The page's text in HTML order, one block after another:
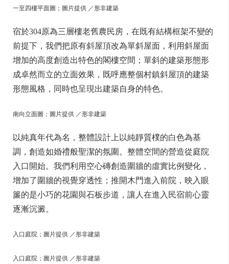
一至四樓平面圖；圖片提供 ／形非建築
宿於304原為三層樓老舊農民房，在既有結構框架不變的
前提下，我們把原有斜屋頂改為單斜屋面，利用斜屋面
增加的高度創造出特色的閣樓空間；單斜的建築形態形
成卓然而立的立面效果，既呼應整個村鎮斜屋頂的建築
形態風格，同時也呈現出建築自身的特色。
南向立面圖；圖片提供 ／形非建築
以純真年代為名，整體設計上以純靜質樸的白色為基
調，創造如婚禮般聖潔的氛圍。整體空間的營造從庭院
入口開始。我們利用空心磚創造圍牆的虛實比例變化，
增加了圍牆的視覺穿透性；推開木門進入前院，映入眼
簾的是小巧的花園與石板步道，讓人在進入民宿前心靈
逐漸沉澱。
入口庭院；圖片提供 ／形非建築
入口庭院；圖片提供 ／形非建築